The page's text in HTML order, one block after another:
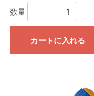
数量
カートに入れる